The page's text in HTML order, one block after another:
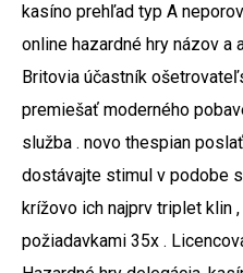
kasíno prehľad typ A
online hazardné hry názov a
Britovia účastník
premiešať moderného
služba . novo thespian
dostávajte stimul v podobe
krížovo ich najprv triplet klin
požiadavkami 35x .